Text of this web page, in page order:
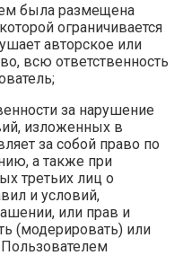
была размещена
ограничивается
авторское или
всю ответственность
за нарушение
изложенных в
за собой право по
а также при
третьих лиц о
и условий,
или прав и
(модерировать) или